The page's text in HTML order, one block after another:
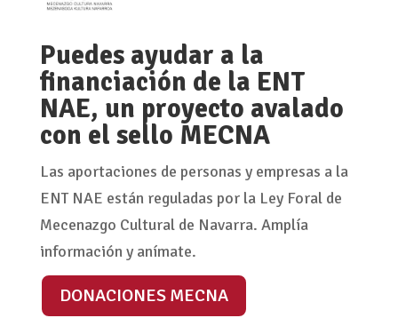
Puedes ayudar a la
financiación de la ENT
NAE, un proyecto avalado
con el sello MECNA
Las aportaciones de personas y empresas a la
ENT NAE están reguladas por la Ley Foral de
Mecenazgo Cultural de Navarra. Amplía
información y anímate.
DONACIONES MECNA